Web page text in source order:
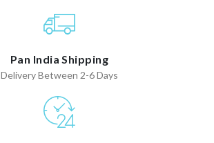
Pan India Shipping
Delivery Between 2-6 Days